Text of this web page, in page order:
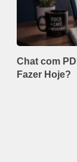
Chat com
Fazer Hoje?